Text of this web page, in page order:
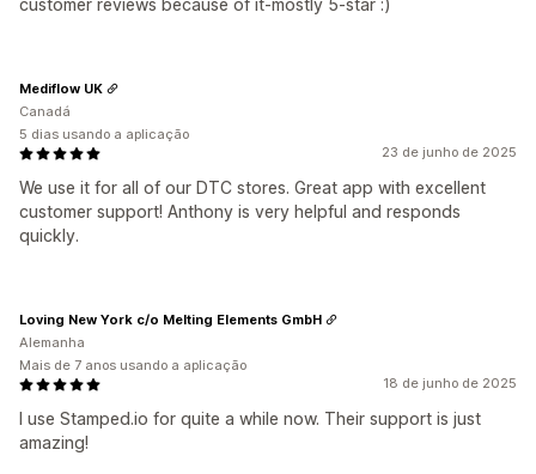
customer reviews because of it-mostly 5-star :)
23 de junho de 2025
We use it for all of our DTC stores. Great app with excellent
customer support! Anthony is very helpful and responds
quickly.
Mediflow UK
Canadá
5 dias usando a aplicação
18 de junho de 2025
I use Stamped.io for quite a while now. Their support is just
amazing!
Loving New York c/o Melting Elements GmbH
Alemanha
Mais de 7 anos usando a aplicação